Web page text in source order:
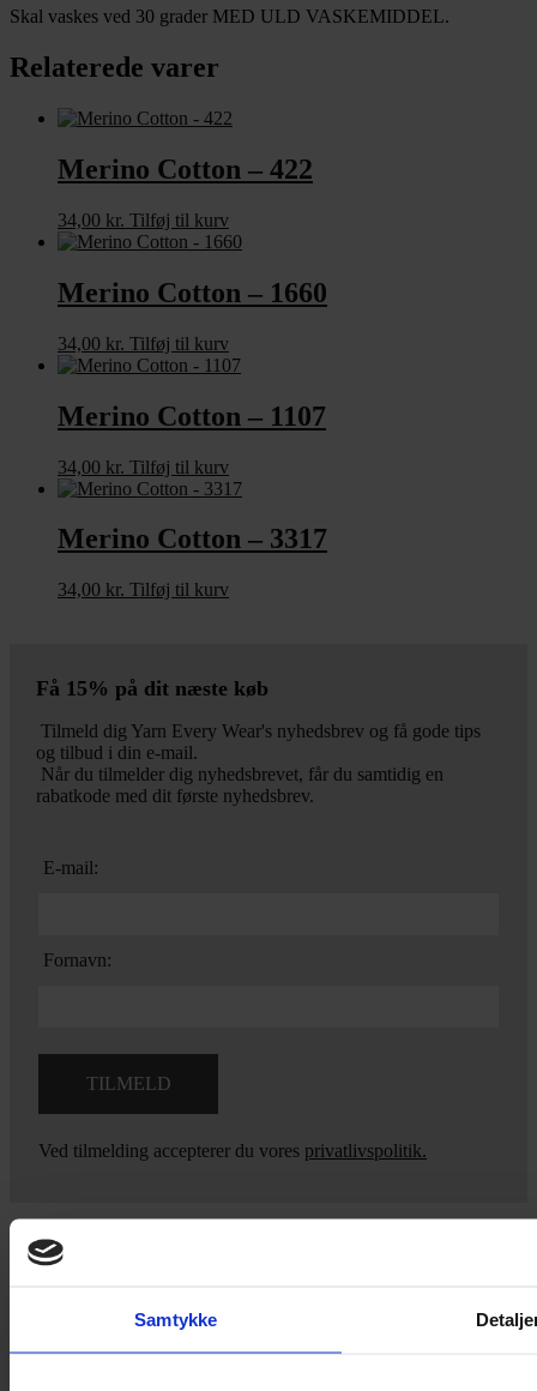
Samtykke
Skal vaskes ved 30 grader MED ULD VASKEMIDDEL.
Relaterede varer
Merino Cotton – 422
34,00 kr. Tilføj til kurv
Merino Cotton – 1660
34,00 kr. Tilføj til kurv
Merino Cotton – 1107
34,00 kr. Tilføj til kurv
Merino Cotton – 3317
34,00 kr. Tilføj til kurv
Få 15% på dit næste køb
Tilmeld dig Yarn Every Wear's nyhedsbrev og få gode tips
og tilbud i din e-mail.
Når du tilmelder dig nyhedsbrevet, får du samtidig en
rabatkode med dit første nyhedsbrev.
E-mail:
Fornavn:
Ved tilmelding accepterer du vores privatlivspolitik.
Yarn Every Wear
Hvis du bøvler med noget eller ønsker ny inspiration, så skriv til